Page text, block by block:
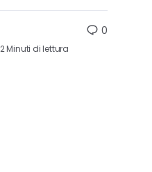
2 Minuti di lettura
0